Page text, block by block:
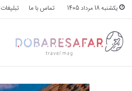
یکشنبه 18 مرداد 1405 تماس با ما تبلیغات